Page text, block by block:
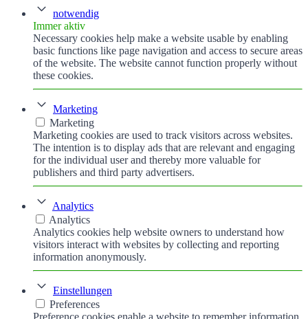
notwendig
Immer aktiv
Necessary cookies help make a website usable by enabling
basic functions like page navigation and access to secure areas
of the website. The website cannot function properly without
these cookies.
Marketing
Marketing
Marketing cookies are used to track visitors across websites.
The intention is to display ads that are relevant and engaging
for the individual user and thereby more valuable for
publishers and third party advertisers.
Analytics
Analytics
Analytics cookies help website owners to understand how
visitors interact with websites by collecting and reporting
information anonymously.
Einstellungen
Preferences
Preference cookies enable a website to remember information